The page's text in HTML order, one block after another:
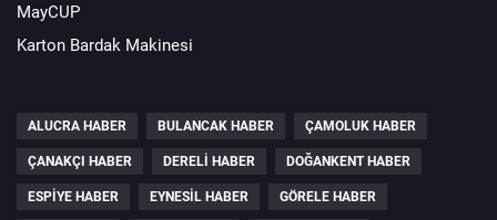
MayCUP
Karton Bardak Makinesi
ALUCRA HABER BULANCAK HABER ÇAMOLUK HABER
ÇANAKÇI HABER DERELI HABER DOĞANKENT HABER
ESPIYE HABER EYNESIL HABER GÖRELE HABER